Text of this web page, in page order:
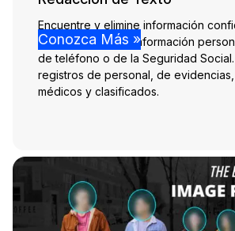
Encuentre y elimine información
instante, incluidos información
de teléfono o de la Seguridad
registros de personal, de evidencias,
médicos y clasificados.
Conozca Más »